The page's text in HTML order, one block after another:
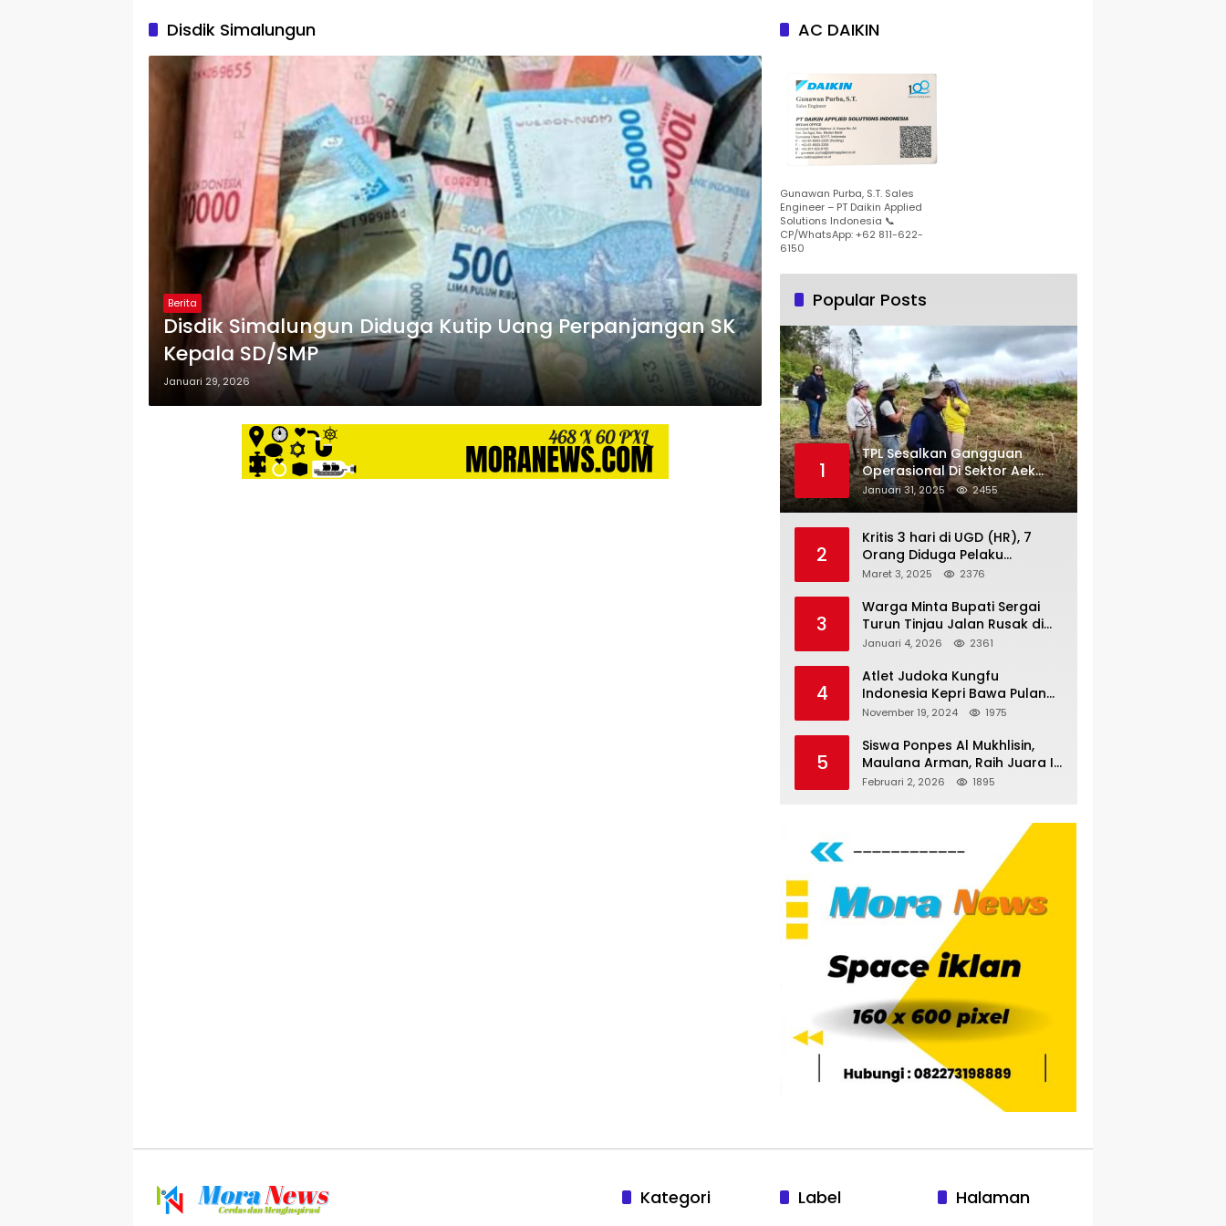
Disdik Simalungun
Berita
Disdik Simalungun Diduga Kutip Uang Perpanjangan SK
Kepala SD/SMP
Januari 29, 2026
AC DAIKIN
Gunawan Purba, S.T. Sales
Engineer – PT Daikin Applied
Solutions Indonesia 📞
CP/WhatsApp: +62 811-622-
6150
Popular Posts
1
TPL Sesalkan Gangguan
Operasional Di Sektor Aek
Nauli
Januari 31, 2025 2455
2
Kritis 3 hari di UGD (HR), 7
Orang Diduga Pelaku
Pengeroyokan di Lift KTV
Kantor Hukum JAP
Pertanyakan Kinerja Polresta
Tanjungpinang
Maret 3, 2025 2376
3
Warga Minta Bupati Sergai
Turun Tinjau Jalan Rusak di
Dusun 4 Desa Sei Periuk
Januari 4, 2026 2361
4
Atlet Judoka Kungfu
Indonesia Kepri Bawa Pulang
11 Medali Pra Fornas bogor, 3
November 19, 2024 1975
5
Siswa Ponpes Al Mukhlisin,
Maulana Arman, Raih Juara I
Taekwondo Junior Putra di
Februari 2, 2026 1895
Kategori Label Halaman